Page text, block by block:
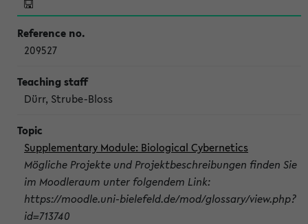
209527
Dürr, Strube-Bloss
Supplementary Module: Biological Cybernetics
Mögliche Projekte und Projektbeschreibungen finden Sie
im Moodleraum unter folgendem Link:
https://moodle.uni-bielefeld.de/mod/glossary/view.php?
id=713740